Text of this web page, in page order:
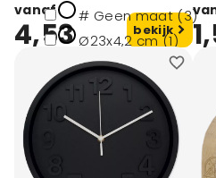
# Geen maat (3)
Ø23x4,2 cm (1)
Ø30x2,5 cm (1)
13x2x13 cm (1)
Materiaal
vanaf
4,53 bekijk